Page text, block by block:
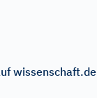
wissenschaft.de